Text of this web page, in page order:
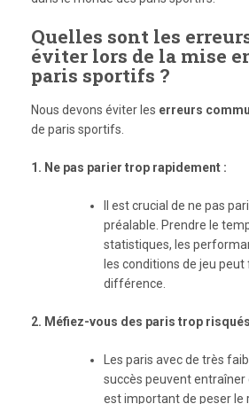
Quelles sont les
éviter lors de la mise
paris sportifs ?
Nous devons éviter les erreurs
de paris sportifs.
1. Ne pas parier trop rapidement :
Il est crucial de ne pas
préalable. Prendre le
statistiques, les
les conditions de jeu
différence.
2. Méfiez-vous des paris trop
Les paris avec de très
succès peuvent entraîner
est important de peser le